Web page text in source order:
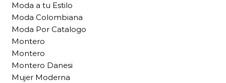
Moda a tu Estilo
Moda Colombiana
Moda Por Catalogo
Montero
Montero
Montero Danesi
Mujer Moderna